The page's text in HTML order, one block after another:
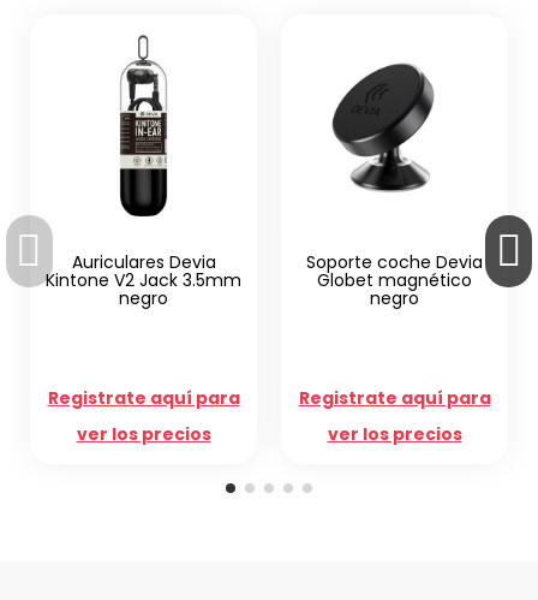
Soporte coche Devia
Globet magnético
negro
Registrate aquí para
ver los precios
Registrate aquí para
ver los precios